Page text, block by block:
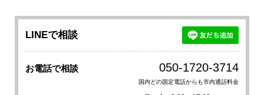
LINEで相談
お電話で相談 050-1720-3714
国内どの固定電話からも市内通話料金